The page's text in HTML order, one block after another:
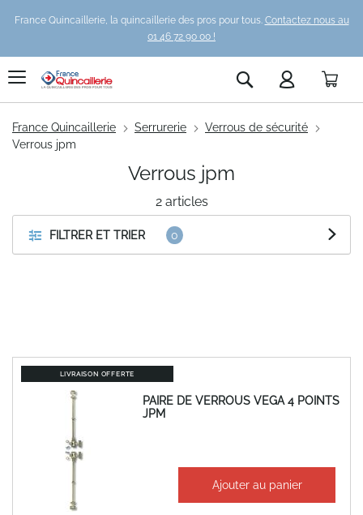
France Quincaillerie, la quincaillerie des pros pour tous. Contactez nous au
01 46 72 90 00 !
Rechercher
France Quincaillerie Serrurerie
Verrous de sécurité
Verrous jpm
FILTRER ET TRIER
2articles
Verrous jpm
LIVRAISON OFFERTE
PAIRE DE VERROUS VEGA 4 POINTS
JPM
648,11 €
Ajouter au panier